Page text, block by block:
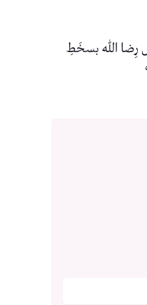
رِضا اللهِ بسخَطِ